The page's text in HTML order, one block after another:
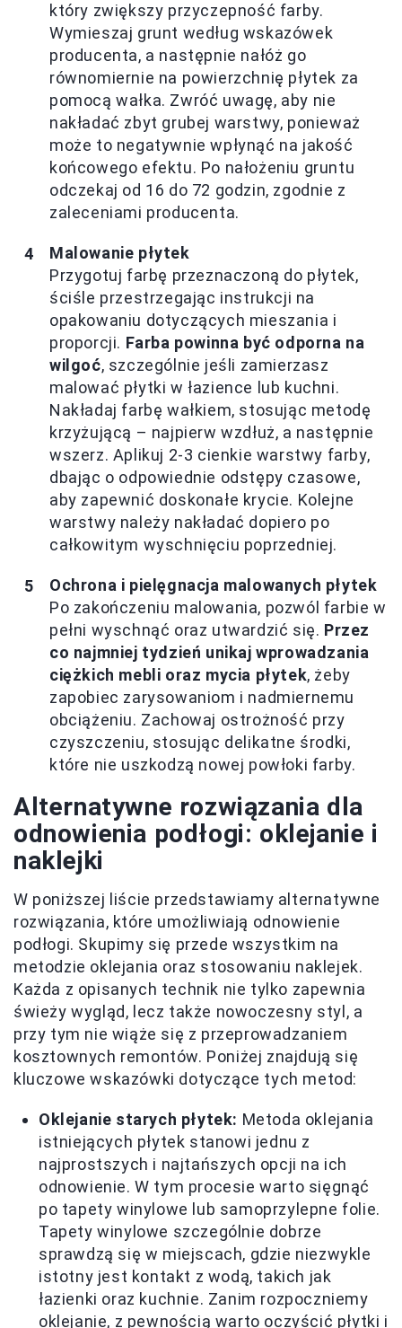
który zwiększy przyczepność farby.
Wymieszaj grunt według wskazówek
producenta, a następnie nałóż go
równomiernie na powierzchnię płytek za
pomocą wałka. Zwróć uwagę, aby nie
nakładać zbyt grubej warstwy, ponieważ
może to negatywnie wpłynąć na jakość
końcowego efektu. Po nałożeniu gruntu
odczekaj od 16 do 72 godzin, zgodnie z
zaleceniami producenta.
Malowanie płytek
Przygotuj farbę przeznaczoną do płytek,
ściśle przestrzegając instrukcji na
opakowaniu dotyczących mieszania i
proporcji. Farba powinna być odporna na
wilgoć, szczególnie jeśli zamierzasz
malować płytki w łazience lub kuchni.
Nakładaj farbę wałkiem, stosując metodę
krzyżującą – najpierw wzdłuż, a następnie
wszerz. Aplikuj 2-3 cienkie warstwy farby,
dbając o odpowiednie odstępy czasowe,
aby zapewnić doskonałe krycie. Kolejne
warstwy należy nakładać dopiero po
całkowitym wyschnięciu poprzedniej.
Ochrona i pielęgnacja malowanych płytek
Po zakończeniu malowania, pozwól farbie w
pełni wyschnąć oraz utwardzić się. Przez
co najmniej tydzień unikaj wprowadzania
ciężkich mebli oraz mycia płytek, żeby
zapobiec zarysowaniom i nadmiernemu
obciążeniu. Zachowaj ostrożność przy
czyszczeniu, stosując delikatne środki,
które nie uszkodzą nowej powłoki farby.
Alternatywne rozwiązania dla
odnowienia podłogi: oklejanie i
naklejki
W poniższej liście przedstawiamy alternatywne
rozwiązania, które umożliwiają odnowienie
podłogi. Skupimy się przede wszystkim na
metodzie oklejania oraz stosowaniu naklejek.
Każda z opisanych technik nie tylko zapewnia
świeży wygląd, lecz także nowoczesny styl, a
przy tym nie wiąże się z przeprowadzaniem
kosztownych remontów. Poniżej znajdują się
kluczowe wskazówki dotyczące tych metod:
Oklejanie starych płytek: Metoda oklejania
istniejących płytek stanowi jednu z
najprostszych i najtańszych opcji na ich
odnowienie. W tym procesie warto sięgnąć
po tapety winylowe lub samoprzylepne folie.
Tapety winylowe szczególnie dobrze
sprawdzą się w miejscach, gdzie niezwykle
istotny jest kontakt z wodą, takich jak
łazienki oraz kuchnie. Zanim rozpoczniemy
oklejanie, z pewnością warto oczyścić płytki i